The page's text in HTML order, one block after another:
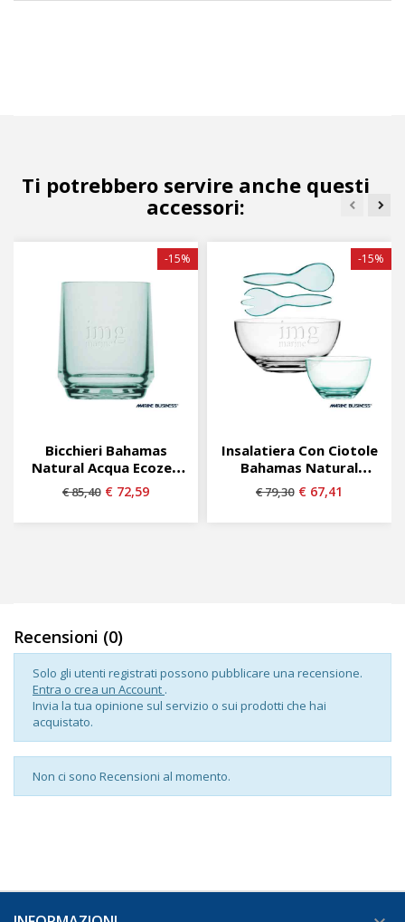
Ti potrebbero servire anche questi
accessori:
Bicchieri Bahamas
Natural Acqua Ecozen
Infrangibili...
€ 85,40
-15%
€ 72,59
Insalatiera Con Ciotole
Bahamas Natural
Marine Business
€ 79,30
-15%
€ 67,41
Recensioni (0)
Solo gli utenti registrati possono pubblicare una recensione.
Entra o crea un Account .
Invia la tua opinione sul servizio o sui prodotti che hai
acquistato.
Non ci sono Recensioni al momento.